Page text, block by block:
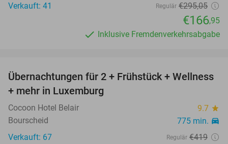
Verkauft: 41 Regulär €295,05
€166,95
Inklusive Fremdenverkehrsabgabe
33%
Übernachtungen für 2 + Frühstück + Wellness
+ mehr in Luxemburg
Cocoon Hotel Belair 9.7 star
Bourscheid 775 min. directions_car
Verkauft: 67 Regulär €419